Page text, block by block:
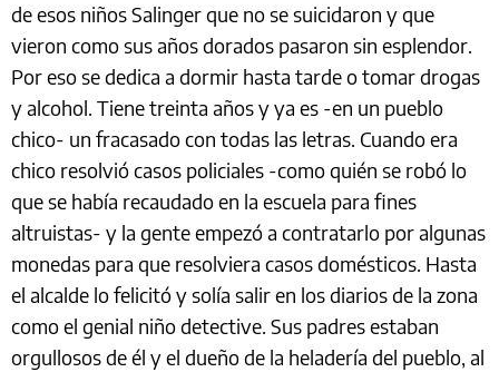
de esos niños Salinger que no se suicidaron y que
vieron como sus años dorados pasaron sin esplendor.
Por eso se dedica a dormir hasta tarde o tomar drogas
y alcohol. Tiene treinta años y ya es -en un pueblo
chico- un fracasado con todas las letras. Cuando era
chico resolvió casos policiales -como quién se robó lo
que se había recaudado en la escuela para fines
altruistas- y la gente empezó a contratarlo por algunas
monedas para que resolviera casos domésticos. Hasta
el alcalde lo felicitó y solía salir en los diarios de la zona
como el genial niño detective. Sus padres estaban
orgullosos de él y el dueño de la heladería del pueblo, al